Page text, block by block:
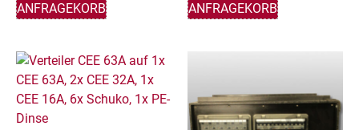
ANFRAGEKORB ANFRAGEKORB